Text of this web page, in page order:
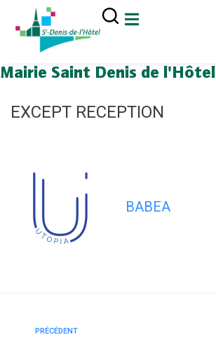
principal
Mairie Saint Denis de l'Hôtel
EXCEPT RECEPTION
BABEA
PRÉCÉDENT